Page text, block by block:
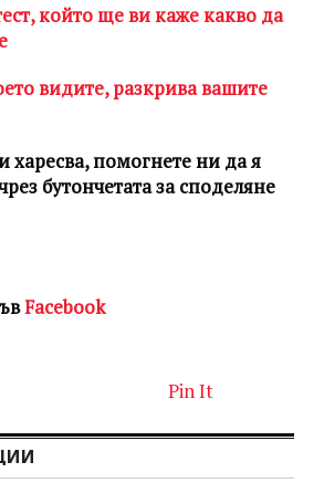
който ще ви каже какво да
видите, разкрива вашите
харесва, помогнете ни да я
бутончетата за споделяне
Facebook
Pin It